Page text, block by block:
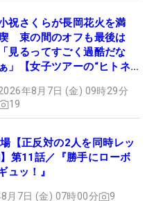
祝さくらが長岡花火を満
束の間のオフも最後は
「見るってすごく過酷だな
ぁ」【女子ツアーの“ヒトネ
年8月7日 (金) 09時29分
19
【正反対の2人を同時レッ
第11話／『勝手にローボ
ュッ！』
月7日 (金) 07時00分 9